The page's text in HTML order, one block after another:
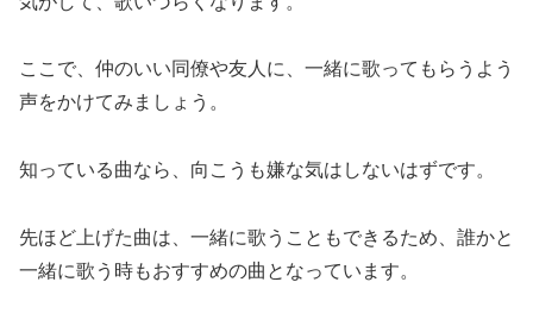
ここで、仲のいい同僚や友人に、一緒に歌ってもらうよう
声をかけてみましょう。
知っている曲なら、向こうも嫌な気はしないはずです。
先ほど上げた曲は、一緒に歌うこともできるため、誰かと
一緒に歌う時もおすすめの曲となっています。